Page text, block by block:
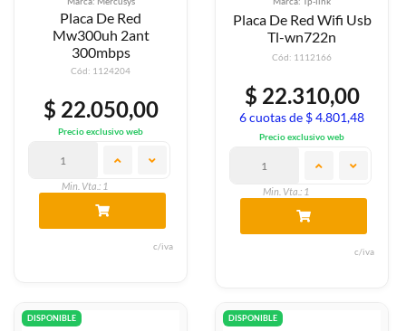
Placa De Red
Mw300uh 2ant
300mbps
Cód: 1124204
$ 22.050,00
Precio exclusivo web
Min. Vta.: 1
c/iva
Placa De Red Wifi Usb
Tl-wn722n
Cód: 1112166
$ 22.310,00
6 cuotas de $ 4.801,48
Precio exclusivo web
Min. Vta.: 1
c/iva
DISPONIBLE DISPONIBLE